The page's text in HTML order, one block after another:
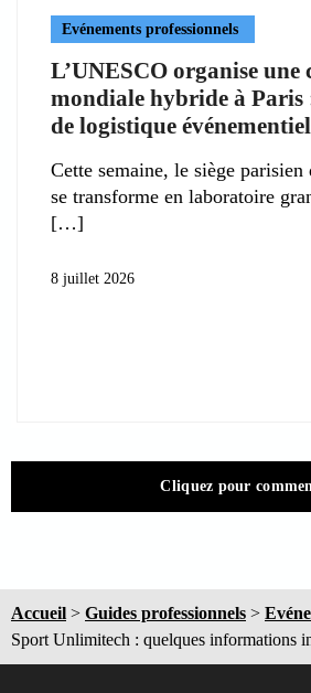
Evénements professionnels
L’UNESCO organise une
mondiale hybride à Paris
de logistique
Cette semaine, le siège parisien
se transforme en laboratoire
8 juillet 2026
Cliquez pour
Accueil > Guides professionnels >
Sport Unlimitech : quelques informations